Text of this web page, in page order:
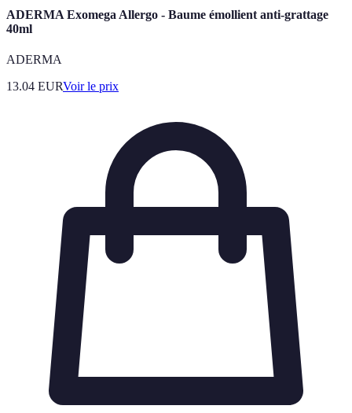
ADERMA Exomega Allergo - Baume émollient anti-grattage
40ml
ADERMA
13.04 EURVoir le prix